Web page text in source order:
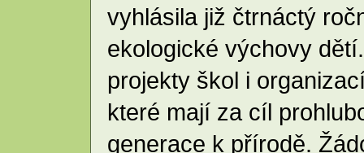
vyhlásila již čtrnáctý
ekologické výchovy
projekty škol i
které mají za cíl
generace k přírodě.